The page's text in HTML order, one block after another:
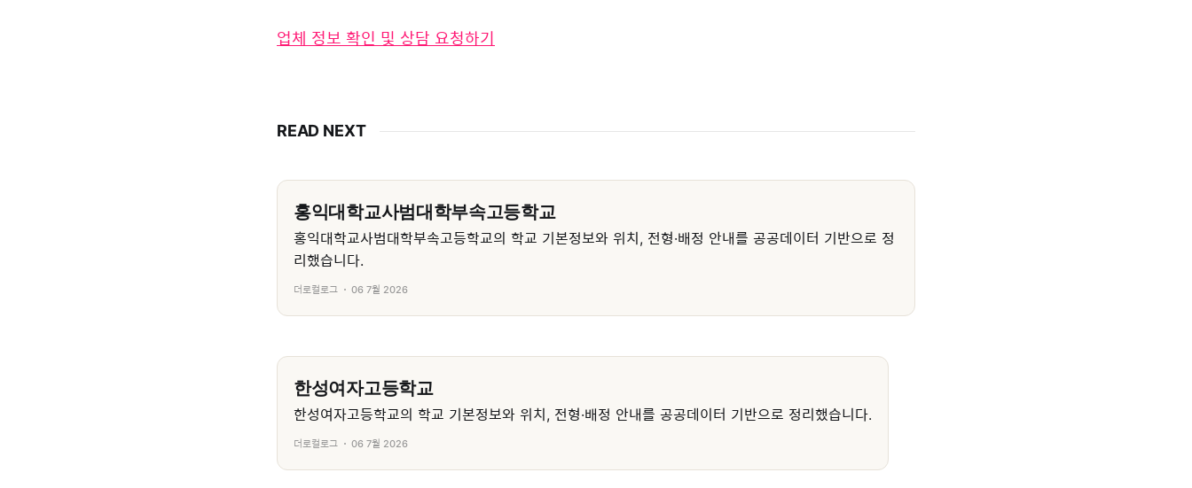
업체 정보 확인 및 상담 요청하기
READ NEXT
홍익대학교사범대학부속고등학교
홍익대학교사범대학부속고등학교의 학교 기본정보와 위치, 전형·배정 안내를 공공데이터 기반으로 정
리했습니다.
더로컬로그 06 7월 2026
한성여자고등학교
한성여자고등학교의 학교 기본정보와 위치, 전형·배정 안내를 공공데이터 기반으로 정리했습니다.
더로컬로그 06 7월 2026